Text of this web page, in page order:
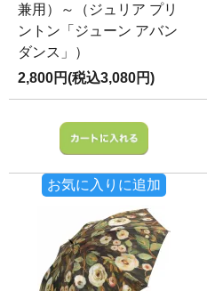
兼用）～（ジュリア プリ
ントン「ジューン アバン
ダンス」）
2,800円(税込3,080円)
お気に入りに追加